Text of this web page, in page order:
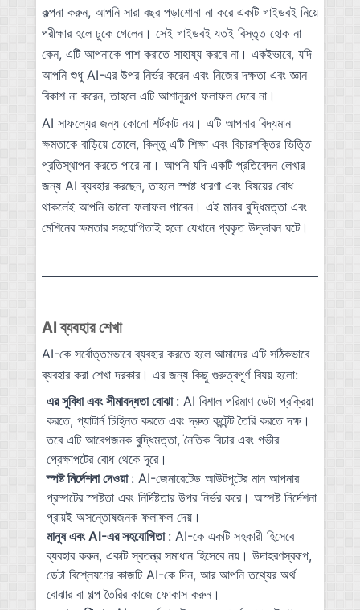
কল্পনা করুন, আপনি সারা বছর পড়াশোনা না করে একটি গাইডবই নিয়ে
পরীক্ষার হলে ঢুকে গেলেন। সেই গাইডবই যতই বিস্তৃত হোক না
কেন, এটি আপনাকে পাশ করাতে সাহায্য করবে না। একইভাবে, যদি
আপনি শুধু AI-এর উপর নির্ভর করেন এবং নিজের দক্ষতা এবং জ্ঞান
বিকাশ না করেন, তাহলে এটি আশানুরূপ ফলাফল দেবে না।
AI সাফল্যের জন্য কোনো শর্টকাট নয়। এটি আপনার বিদ্যমান
ক্ষমতাকে বাড়িয়ে তোলে, কিন্তু এটি শিক্ষা এবং বিচারশক্তির ভিত্তি
প্রতিস্থাপন করতে পারে না। আপনি যদি একটি প্রতিবেদন লেখার
জন্য AI ব্যবহার করছেন, তাহলে স্পষ্ট ধারণা এবং বিষয়ের বোধ
থাকলেই আপনি ভালো ফলাফল পাবেন। এই মানব বুদ্ধিমত্তা এবং
মেশিনের ক্ষমতার সহযোগিতাই হলো যেখানে প্রকৃত উদ্ভাবন ঘটে।
AI ব্যবহার শেখা
AI-কে সর্বোত্তমভাবে ব্যবহার করতে হলে আমাদের এটি সঠিকভাবে
ব্যবহার করা শেখা দরকার। এর জন্য কিছু গুরুত্বপূর্ণ বিষয় হলো:
এর সুবিধা এবং সীমাবদ্ধতা বোঝা : AI বিশাল পরিমাণ ডেটা প্রক্রিয়া
করতে, প্যাটার্ন চিহ্নিত করতে এবং দ্রুত কন্টেন্ট তৈরি করতে দক্ষ।
তবে এটি আবেগজনক বুদ্ধিমত্তা, নৈতিক বিচার এবং গভীর
প্রেক্ষাপটের বোধ থেকে দূরে।
স্পষ্ট নির্দেশনা দেওয়া : AI-জেনারেটেড আউটপুটের মান আপনার
প্রম্পটের স্পষ্টতা এবং নির্দিষ্টতার উপর নির্ভর করে। অস্পষ্ট নির্দেশনা
প্রায়ই অসন্তোষজনক ফলাফল দেয়।
মানুষ এবং AI-এর সহযোগিতা : AI-কে একটি সহকারী হিসেবে
ব্যবহার করুন, একটি স্বতন্ত্র সমাধান হিসেবে নয়। উদাহরণস্বরূপ,
ডেটা বিশ্লেষণের কাজটি AI-কে দিন, আর আপনি তথ্যের অর্থ
বোঝার বা গল্প তৈরির কাজে ফোকাস করুন।